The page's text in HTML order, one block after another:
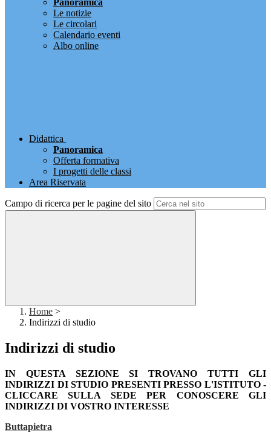
Panoramica
Le notizie
Le circolari
Calendario eventi
Albo online
Didattica
Panoramica
Offerta formativa
I progetti delle classi
Area Riservata
Campo di ricerca per le pagine del sito
Home >
Indirizzi di studio
Indirizzi di studio
IN QUESTA SEZIONE SI TROVANO TUTTI GLI
INDIRIZZI DI STUDIO PRESENTI PRESSO L'ISTITUTO -
CLICCARE SULLA SEDE PER CONOSCERE GLI
INDIRIZZI DI VOSTRO INTERESSE
Buttapietra